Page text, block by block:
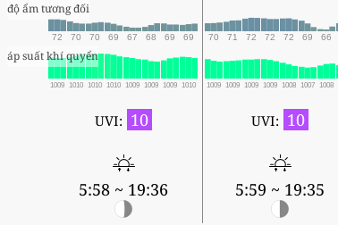
độ ẩm tương đối
72 70 70 69 67 68 69 69 70 71 72 72 72 69 66
áp suất khí quyển
1009 1010 1010 1010 1009 1009 1009 1010 1009 1009 1009 1009 1008 1007 1008
UVI: 10
5:58 ~ 19:36
UVI: 10
5:59 ~ 19:35